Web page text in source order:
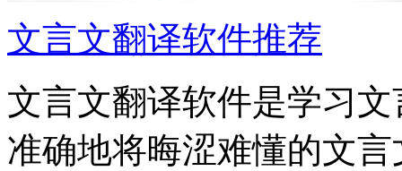
文言文翻译软件推荐
文言文翻译软件是学习
准确地将晦涩难懂的文